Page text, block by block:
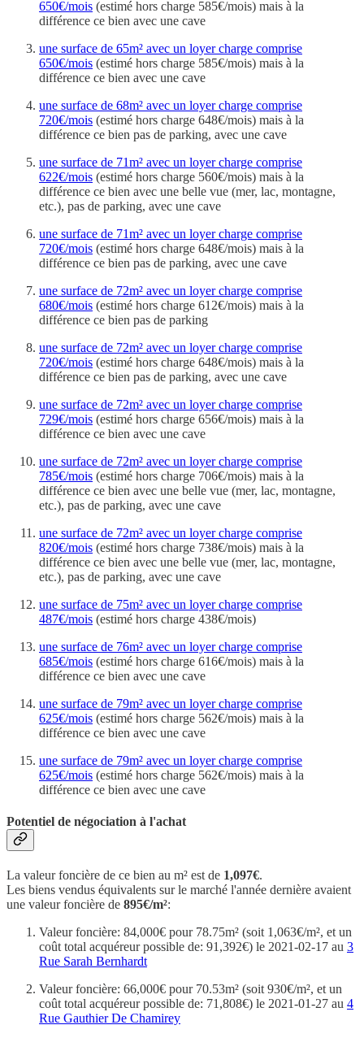
650€/mois (estimé hors charge 585€/mois) mais à la
différence ce bien avec une cave
une surface de 65m² avec un loyer charge comprise
650€/mois (estimé hors charge 585€/mois) mais à la
différence ce bien avec une cave
une surface de 68m² avec un loyer charge comprise
720€/mois (estimé hors charge 648€/mois) mais à la
différence ce bien pas de parking, avec une cave
une surface de 71m² avec un loyer charge comprise
622€/mois (estimé hors charge 560€/mois) mais à la
différence ce bien avec une belle vue (mer, lac, montagne,
etc.), pas de parking, avec une cave
une surface de 71m² avec un loyer charge comprise
720€/mois (estimé hors charge 648€/mois) mais à la
différence ce bien pas de parking, avec une cave
une surface de 72m² avec un loyer charge comprise
680€/mois (estimé hors charge 612€/mois) mais à la
différence ce bien pas de parking
une surface de 72m² avec un loyer charge comprise
720€/mois (estimé hors charge 648€/mois) mais à la
différence ce bien pas de parking, avec une cave
une surface de 72m² avec un loyer charge comprise
729€/mois (estimé hors charge 656€/mois) mais à la
différence ce bien avec une cave
une surface de 72m² avec un loyer charge comprise
785€/mois (estimé hors charge 706€/mois) mais à la
différence ce bien avec une belle vue (mer, lac, montagne,
etc.), pas de parking, avec une cave
une surface de 72m² avec un loyer charge comprise
820€/mois (estimé hors charge 738€/mois) mais à la
différence ce bien avec une belle vue (mer, lac, montagne,
etc.), pas de parking, avec une cave
une surface de 75m² avec un loyer charge comprise
487€/mois (estimé hors charge 438€/mois)
une surface de 76m² avec un loyer charge comprise
685€/mois (estimé hors charge 616€/mois) mais à la
différence ce bien avec une cave
une surface de 79m² avec un loyer charge comprise
625€/mois (estimé hors charge 562€/mois) mais à la
différence ce bien avec une cave
une surface de 79m² avec un loyer charge comprise
625€/mois (estimé hors charge 562€/mois) mais à la
différence ce bien avec une cave
Potentiel de négociation à l'achat
La valeur foncière de ce bien au m² est de 1,097€.
Les biens vendus équivalents sur le marché l'année dernière avaient
une valeur foncière de 895€/m²:
Valeur foncière: 84,000€ pour 78.75m² (soit 1,063€/m², et un
coût total acquéreur possible de: 91,392€) le 2021-02-17 au 3
Rue Sarah Bernhardt
Valeur foncière: 66,000€ pour 70.53m² (soit 930€/m², et un
coût total acquéreur possible de: 71,808€) le 2021-01-27 au 4
Rue Gauthier De Chamirey